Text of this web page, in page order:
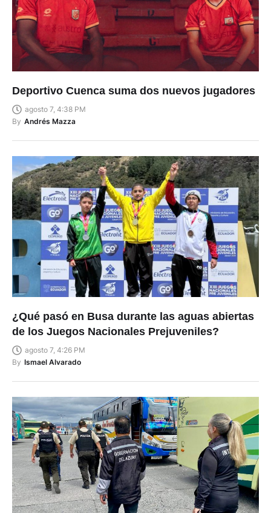
Deportivo Cuenca suma dos nuevos jugadores
agosto 7, 4:38 PM
By Andrés Mazza
¿Qué pasó en Busa durante las aguas abiertas
de los Juegos Nacionales Prejuveniles?
agosto 7, 4:26 PM
By Ismael Alvarado